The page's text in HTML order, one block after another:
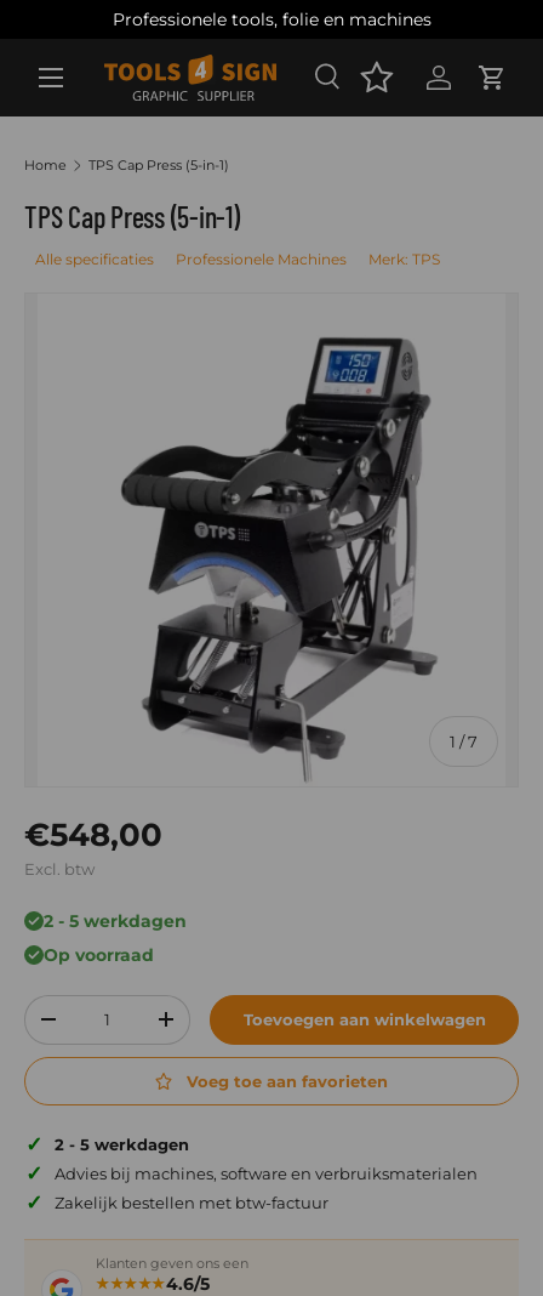
Professionele tools, folie en machines
Zoeken
Zoeken Account
Home TPS Cap Press (5-in-1)
TPS Cap Press (5-in-1)
Alle specificaties Professionele Machines Merk: TPS
Ga direct naar productinformatie
1 /van
7
Reguliere prijs
€548,00
Excl. btw
2 - 5 werkdagen
Op voorraad
Aantal
Verlaag de hoeveelheidVerhoog de hoeveelheid
Toevoegen aan winkelwagen
Voeg toe aan favorieten
✓ 2 - 5 werkdagen
✓ Advies bij machines, software en verbruiksmaterialen
✓ Zakelijk bestellen met btw-factuur
Klanten geven ons een
★★★★★4.6/5